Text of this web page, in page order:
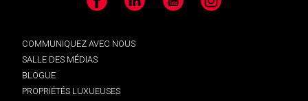
Facebook LinkedIn YouTube Instagram
COMMUNIQUEZ AVEC NOUS
SALLE DES MÉDIAS
BLOGUE
PROPRIÉTÉS LUXUEUSES